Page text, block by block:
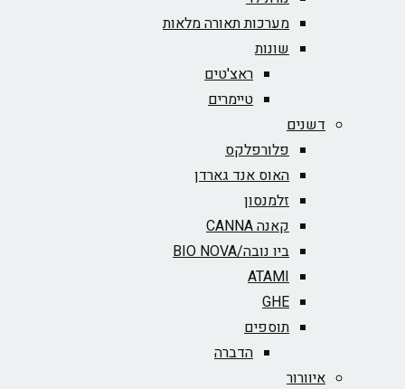
מערכות תאורה מלאות
ראצ'טים
טיימרים
דשנים
פלורפלקס
האוס אנד גארדן
זלמנסון
ביו נובה/BIO NOVA‏
ATAMI
תוספים
הדברה
איוורור